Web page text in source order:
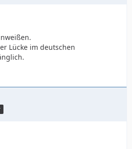
Lücke im deutschen